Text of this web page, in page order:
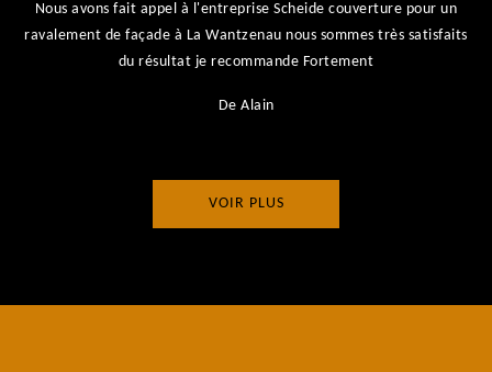
Nous avons fait appel à l'entreprise Scheide couverture pour un
ravalement de façade à La Wantzenau nous sommes très satisfaits
du résultat je recommande Fortement
De Alain
VOIR PLUS